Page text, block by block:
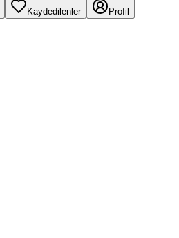
Kaydedilenler Profil